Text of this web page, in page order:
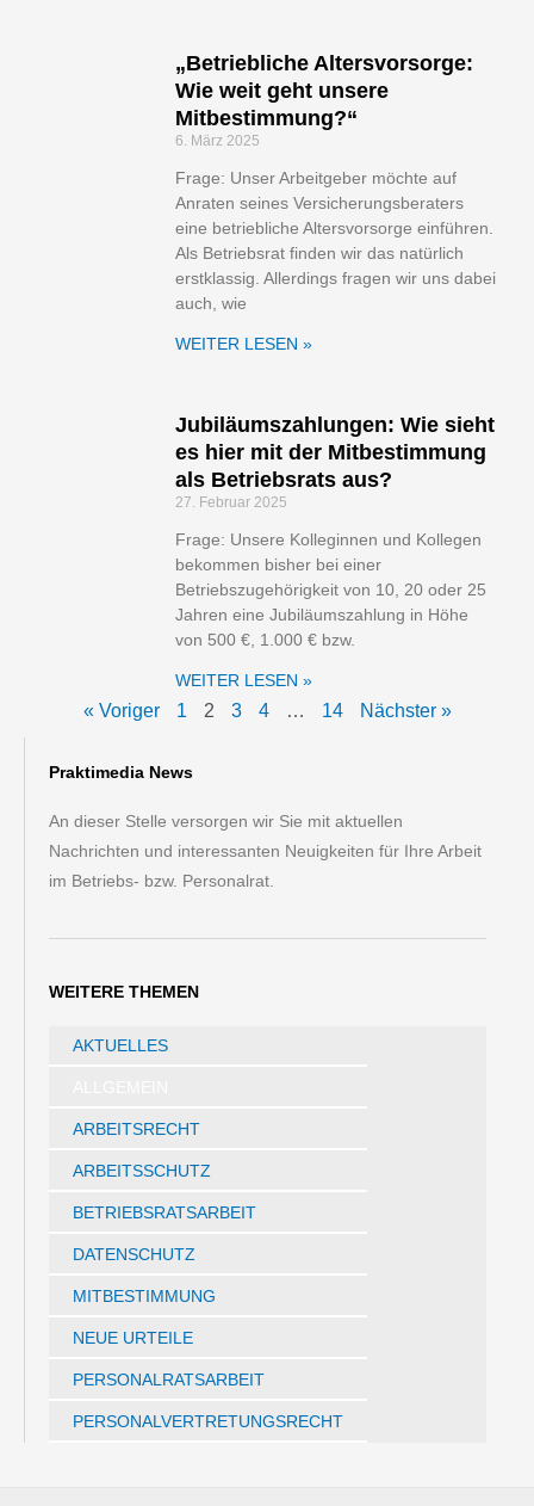
„Betriebliche Altersvorsorge:
Wie weit geht unsere
Mitbestimmung?“
6. März 2025
Frage: Unser Arbeitgeber möchte auf
Anraten seines Versicherungsberaters
eine betriebliche Altersvorsorge einführen.
Als Betriebsrat finden wir das natürlich
erstklassig. Allerdings fragen wir uns dabei
auch, wie
WEITER LESEN »
Jubiläumszahlungen: Wie sieht
es hier mit der Mitbestimmung
als Betriebsrats aus?
27. Februar 2025
Frage: Unsere Kolleginnen und Kollegen
bekommen bisher bei einer
Betriebszugehörigkeit von 10, 20 oder 25
Jahren eine Jubiläumszahlung in Höhe
von 500 €, 1.000 € bzw.
WEITER LESEN »
« Voriger 1 2 3 4 … 14 Nächster »
Praktimedia News
An dieser Stelle versorgen wir Sie mit aktuellen
Nachrichten und interessanten Neuigkeiten für Ihre Arbeit
im Betriebs- bzw. Personalrat.
WEITERE THEMEN
AKTUELLES
ARBEITSRECHT
ARBEITSSCHUTZ
BETRIEBSRATSARBEIT
DATENSCHUTZ
MITBESTIMMUNG
NEUE URTEILE
PERSONALRATSARBEIT
PERSONALVERTRETUNGSRECHT